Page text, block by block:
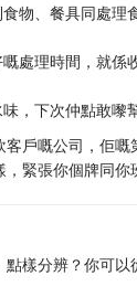
物、餐具同處
處理時間，就
，下次仲點敢嚟
戶嘅公司，佢
緊張你個牌同你
樣分辨？你可以